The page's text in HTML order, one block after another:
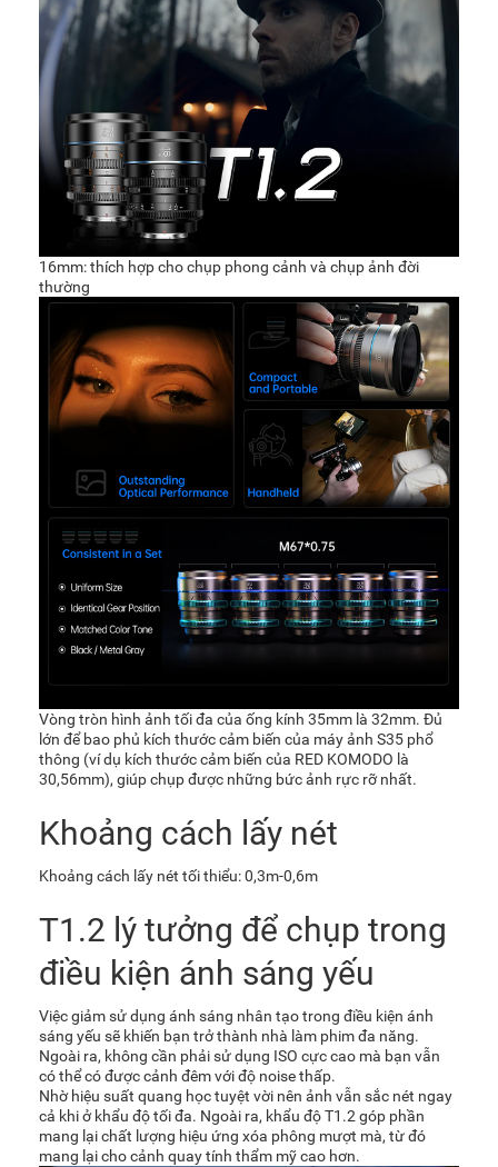
16mm: thích hợp cho chụp phong cảnh và chụp ảnh đời
thường
Vòng tròn hình ảnh tối đa của ống kính 35mm là 32mm. Đủ
lớn để bao phủ kích thước cảm biến của máy ảnh S35 phổ
thông (ví dụ kích thước cảm biến của RED KOMODO là
30,56mm), giúp chụp được những bức ảnh rực rỡ nhất.
Khoảng cách lấy nét
Khoảng cách lấy nét tối thiểu: 0,3m-0,6m
T1.2 lý tưởng để chụp trong
điều kiện ánh sáng yếu
Việc giảm sử dụng ánh sáng nhân tạo trong điều kiện ánh
sáng yếu sẽ khiến bạn trở thành nhà làm phim đa năng.
Ngoài ra, không cần phải sử dụng ISO cực cao mà bạn vẫn
có thể có được cảnh đêm với độ noise thấp.
Nhờ hiệu suất quang học tuyệt vời nên ảnh vẫn sắc nét ngay
cả khi ở khẩu độ tối đa. Ngoài ra, khẩu độ T1.2 góp phần
mang lại chất lượng hiệu ứng xóa phông mượt mà, từ đó
mang lại cho cảnh quay tính thẩm mỹ cao hơn.